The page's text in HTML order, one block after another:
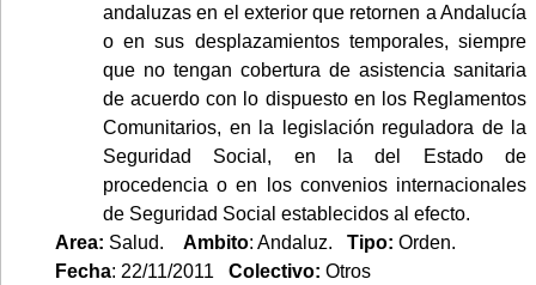
andaluzas en el exterior que retornen a Andalucía
o en sus desplazamientos temporales, siempre
que no tengan cobertura de asistencia sanitaria
de acuerdo con lo dispuesto en los Reglamentos
Comunitarios, en la legislación reguladora de la
Seguridad Social, en la del Estado de
procedencia o en los convenios internacionales
de Seguridad Social establecidos al efecto.
Area: Salud. Ambito: Andaluz. Tipo: Orden.
Fecha: 22/11/2011 Colectivo: Otros